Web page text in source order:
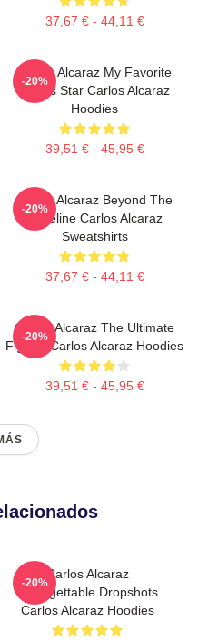
37,67 € - 44,11 €
Carlos Alcaraz My Favorite
Tennis Star Carlos Alcaraz
Hoodies
39,51 € - 45,95 €
-20%
Carlos Alcaraz Beyond The
Baseline Carlos Alcaraz
Sweatshirts
37,67 € - 44,11 €
-20%
Carlos Alcaraz The Ultimate
Fighter Carlos Alcaraz Hoodies
39,51 € - 45,95 €
-20%
Carlos Alcaraz
Unforgettable Dropshots
Carlos Alcaraz Hoodies
-20%